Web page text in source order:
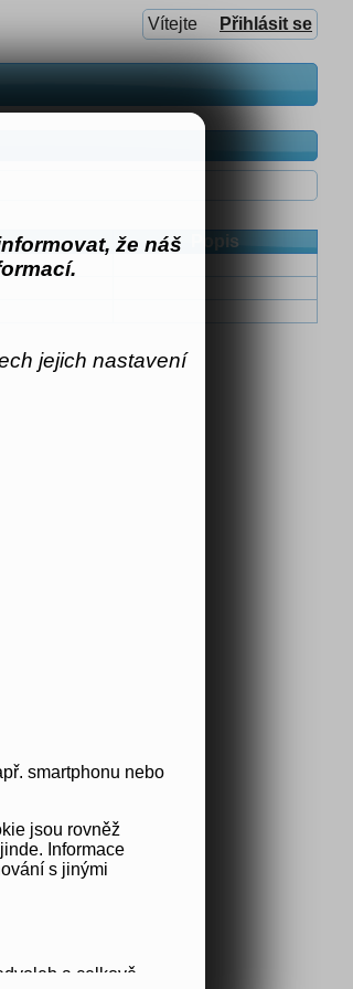
že náš
jejich nastavení
smartphonu nebo
jsou rovněž
Informace
s jinými
a celkově
Vítejte Přihlásit se
Popis